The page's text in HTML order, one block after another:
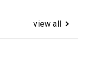
view all